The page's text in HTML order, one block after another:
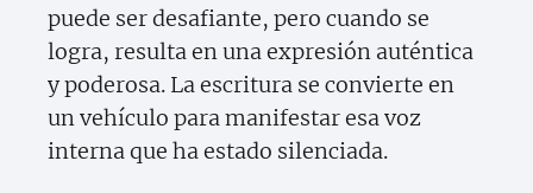
puede ser desafiante, pero cuando se
logra, resulta en una expresión auténtica
y poderosa. La escritura se convierte en
un vehículo para manifestar esa voz
interna que ha estado silenciada.